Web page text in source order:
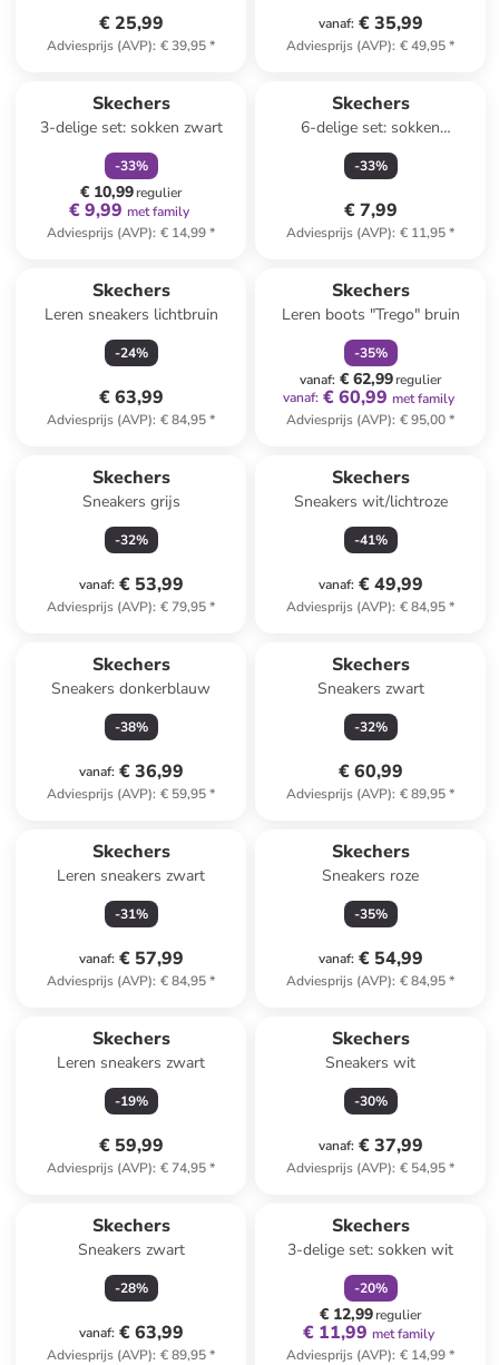
€ 25,99
Adviesprijs (AVP): € 39,95*
vanaf: € 35,99
Adviesprijs (AVP): € 49,95*
Skechers
3-delige set: sokken zwart
-33%
€ 10,99regulier
€ 9,99 met family
Adviesprijs (AVP): € 14,99*
Skechers
6-delige set: sokken
meerkleurig
-33%
€ 7,99
Adviesprijs (AVP): € 11,95*
Skechers
Leren sneakers lichtbruin
-24%
€ 63,99
Adviesprijs (AVP): € 84,95*
Skechers
Leren boots "Trego" bruin
-35%
vanaf: € 62,99regulier
vanaf: € 60,99 met family
Adviesprijs (AVP): € 95,00*
Skechers
Sneakers grijs
-32%
vanaf: € 53,99
Adviesprijs (AVP): € 79,95*
Skechers
Sneakers wit/lichtroze
-41%
vanaf: € 49,99
Adviesprijs (AVP): € 84,95*
Skechers
Sneakers donkerblauw
-38%
vanaf: € 36,99
Adviesprijs (AVP): € 59,95*
Skechers
Sneakers zwart
-32%
€ 60,99
Adviesprijs (AVP): € 89,95*
Skechers
Leren sneakers zwart
-31%
vanaf: € 57,99
Adviesprijs (AVP): € 84,95*
Skechers
Sneakers roze
-35%
vanaf: € 54,99
Adviesprijs (AVP): € 84,95*
Skechers
Leren sneakers zwart
-19%
€ 59,99
Adviesprijs (AVP): € 74,95*
Skechers
Sneakers wit
-30%
vanaf: € 37,99
Adviesprijs (AVP): € 54,95*
Skechers
Sneakers zwart
-28%
vanaf: € 63,99
Adviesprijs (AVP): € 89,95*
Skechers
3-delige set: sokken wit
-20%
€ 12,99regulier
€ 11,99 met family
Adviesprijs (AVP): € 14,99*